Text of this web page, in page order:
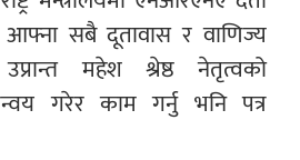
सबै दूतावास र वाणिज्य
महेश श्रेष्ठ नेतृत्वको
गरेर काम गर्नु भनि पत्र